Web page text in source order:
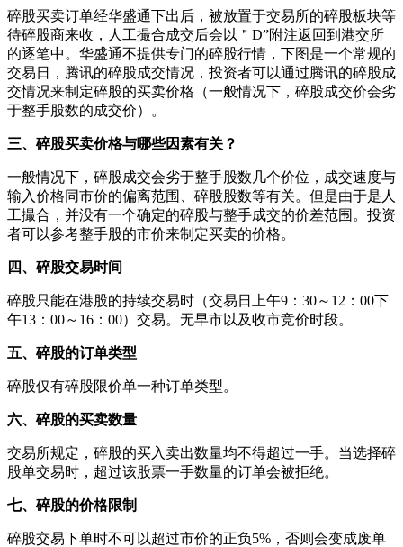
碎股买卖订单经华盛通下出后，被放置于交易所的碎股板块等
待碎股商来收，人工撮合成交后会以＂D”附注返回到港交所
的逐笔中。华盛通不提供专门的碎股行情，下图是一个常规的
交易日，腾讯的碎股成交情况，投资者可以通过腾讯的碎股成
交情况来制定碎股的买卖价格（一般情况下，碎股成交价会劣
于整手股数的成交价）。
三、碎股买卖价格与哪些因素有关？
一般情况下，碎股成交会劣于整手股数几个价位，成交速度与
输入价格同市价的偏离范围、碎股股数等有关。但是由于是人
工撮合，并没有一个确定的碎股与整手成交的价差范围。投资
者可以参考整手股的市价来制定买卖的价格。
四、碎股交易时间
碎股只能在港股的持续交易时（交易日上午9：30～12：00下
午13：00～16：00）交易。无早市以及收市竞价时段。
五、碎股的订单类型
碎股仅有碎股限价单一种订单类型。
六、碎股的买卖数量
交易所规定，碎股的买入卖出数量均不得超过一手。当选择碎
股单交易时，超过该股票一手数量的订单会被拒绝。
七、碎股的价格限制
碎股交易下单时不可以超过市价的正负5%，否则会变成废单